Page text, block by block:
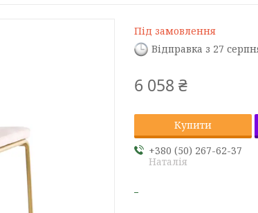
Під замовлення
Відправка з 27
6 058 ₴
Купити
+380 (50) 267-62-37
Наталія